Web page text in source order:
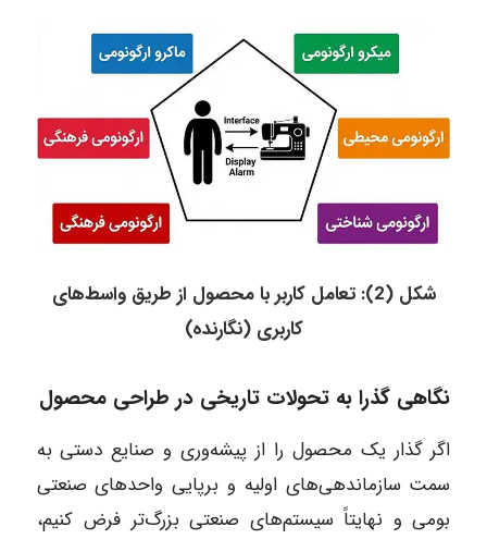
شکل (2): تعامل کاربر با محصول از طریق واسط‌های
کاربری (نگارنده)
نگاهی گذرا به تحولات تاریخی در طراحی محصول
اگر گذار یک محصول را از پیشه‌وری و صنایع دستی به
سمت سازماندهی‌های اولیه و برپایی واحدهای صنعتی
بومی و نهایتاً سیستم‌های صنعتی بزرگ‌تر فرض کنیم،